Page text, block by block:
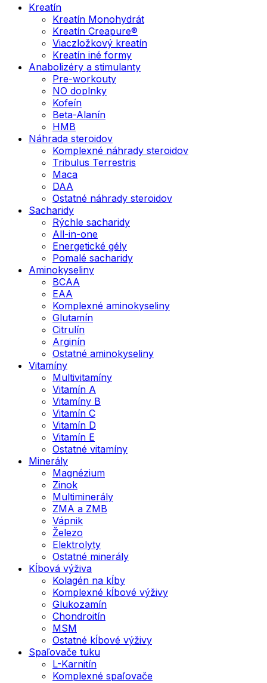
Kreatín
Kreatín Monohydrát
Kreatín Creapure®
Viaczložkový kreatín
Kreatín iné formy
Anabolizéry a stimulanty
Pre-workouty
NO doplnky
Kofeín
Beta-Alanín
HMB
Náhrada steroidov
Komplexné náhrady steroidov
Tribulus Terrestris
Maca
DAA
Ostatné náhrady steroidov
Sacharidy
Rýchle sacharidy
All-in-one
Energetické gély
Pomalé sacharidy
Aminokyseliny
BCAA
EAA
Komplexné aminokyseliny
Glutamín
Citrulín
Arginín
Ostatné aminokyseliny
Vitamíny
Multivitamíny
Vitamín A
Vitamíny B
Vitamín C
Vitamín D
Vitamín E
Ostatné vitamíny
Minerály
Magnézium
Zinok
Multiminerály
ZMA a ZMB
Vápnik
Železo
Elektrolyty
Ostatné minerály
Kĺbová výživa
Kolagén na kĺby
Komplexné kĺbové výživy
Glukozamín
Chondroitín
MSM
Ostatné kĺbové výživy
Spaľovače tuku
L-Karnitín
Komplexné spaľovače